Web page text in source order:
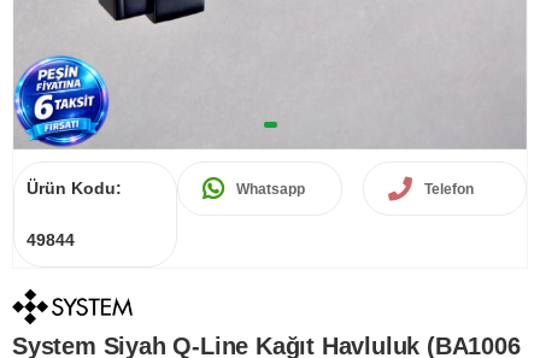
Ürün Kodu:
49844
Whatsapp Telefon
System Siyah Q-Line Kağıt Havluluk (BA1006